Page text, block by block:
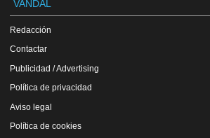
VANDAL
Redacción
Contactar
Publicidad / Advertising
Política de privacidad
Aviso legal
Política de cookies